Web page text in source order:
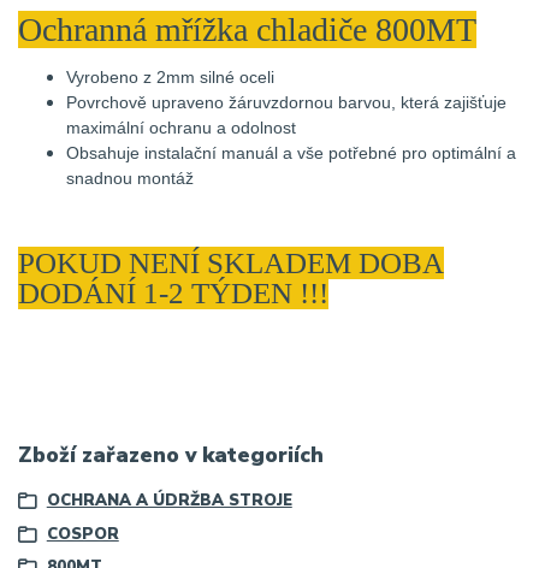
Ochranná mřížka chladiče 800MT
Vyrobeno z 2mm silné oceli
Povrchově upraveno žáruvzdornou barvou, která zajišťuje
maximální ochranu a odolnost
Obsahuje instalační manuál a vše potřebné pro optimální a
snadnou montáž
POKUD NENÍ SKLADEM DOBA
DODÁNÍ 1-2 TÝDEN !!!
Zboží zařazeno v kategoriích
OCHRANA A ÚDRŽBA STROJE
COSPOR